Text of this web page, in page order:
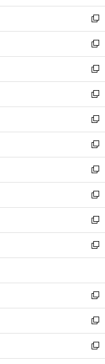
開
く
ウ
で
開
く
ン
ド
ウ
で
開
く
ウ
ィ
ン
ド
ウ
で
開
く
新
し
い
ウ
ィ
ン
ド
ウ
で
開
く
新
し
い
ウ
ィ
ン
ド
ウ
で
開
く
新
し
い
ウ
ィ
ン
ド
ウ
で
開
く
新
し
い
ウ
ィ
ン
ド
ウ
で
開
く
新
し
い
ウ
ィ
ン
ド
ウ
で
開
く
新
し
い
ウ
ィ
ン
ド
ウ
で
開
新
し
い
ウ
ィ
ン
ド
ウ
開
く
新
し
い
ウ
ィ
ン
ウ
で
開
く
新
し
い
ウ
ン
ド
ウ
で
開
く
新
し
ウ
ィ
ン
ド
ウ
で
開
新
し
い
ウ
ィ
ン
新
し
い
ウ
新
し